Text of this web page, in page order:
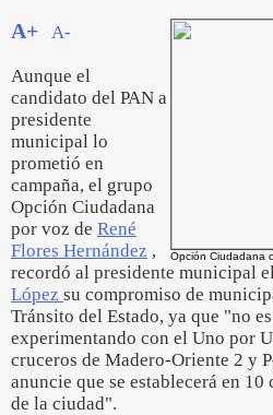
Opción Ciudadana
A+ A-
Aunque el
candidato del PAN a
presidente
municipal lo
prometió en
campaña, el grupo
Opción Ciudadana
por voz de René
Flores Hernández ,
recordó al presidente municipal
López su compromiso de
Tránsito del Estado, ya que "no
experimentando con el Uno por
cruceros de Madero-Oriente 2 y
anuncie que se establecerá en 10
de la ciudad".